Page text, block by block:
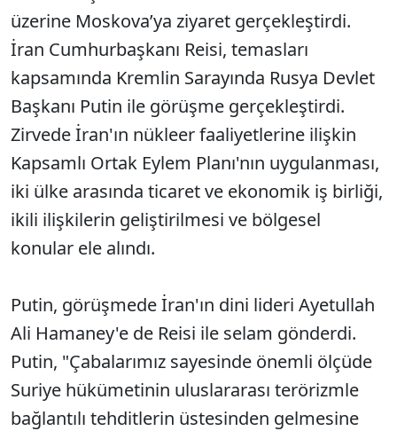
üzerine Moskova’ya ziyaret gerçekleştirdi.
İran Cumhurbaşkanı Reisi, temasları
kapsamında Kremlin Sarayında Rusya Devlet
Başkanı Putin ile görüşme gerçekleştirdi.
Zirvede İran'ın nükleer faaliyetlerine ilişkin
Kapsamlı Ortak Eylem Planı'nın uygulanması,
iki ülke arasında ticaret ve ekonomik iş birliği,
ikili ilişkilerin geliştirilmesi ve bölgesel
konular ele alındı.
Putin, görüşmede İran'ın dini lideri Ayetullah
Ali Hamaney'e de Reisi ile selam gönderdi.
Putin, "Çabalarımız sayesinde önemli ölçüde
Suriye hükümetinin uluslararası terörizmle
bağlantılı tehditlerin üstesinden gelmesine